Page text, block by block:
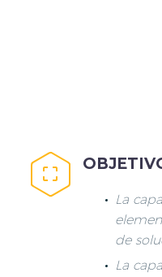


La
de
La